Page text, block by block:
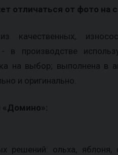
отличаться от фото на
качественных,
в производстве
на выбор; выполнена в
и оригинально.
«Домино»:
решений: ольха, яблоня,